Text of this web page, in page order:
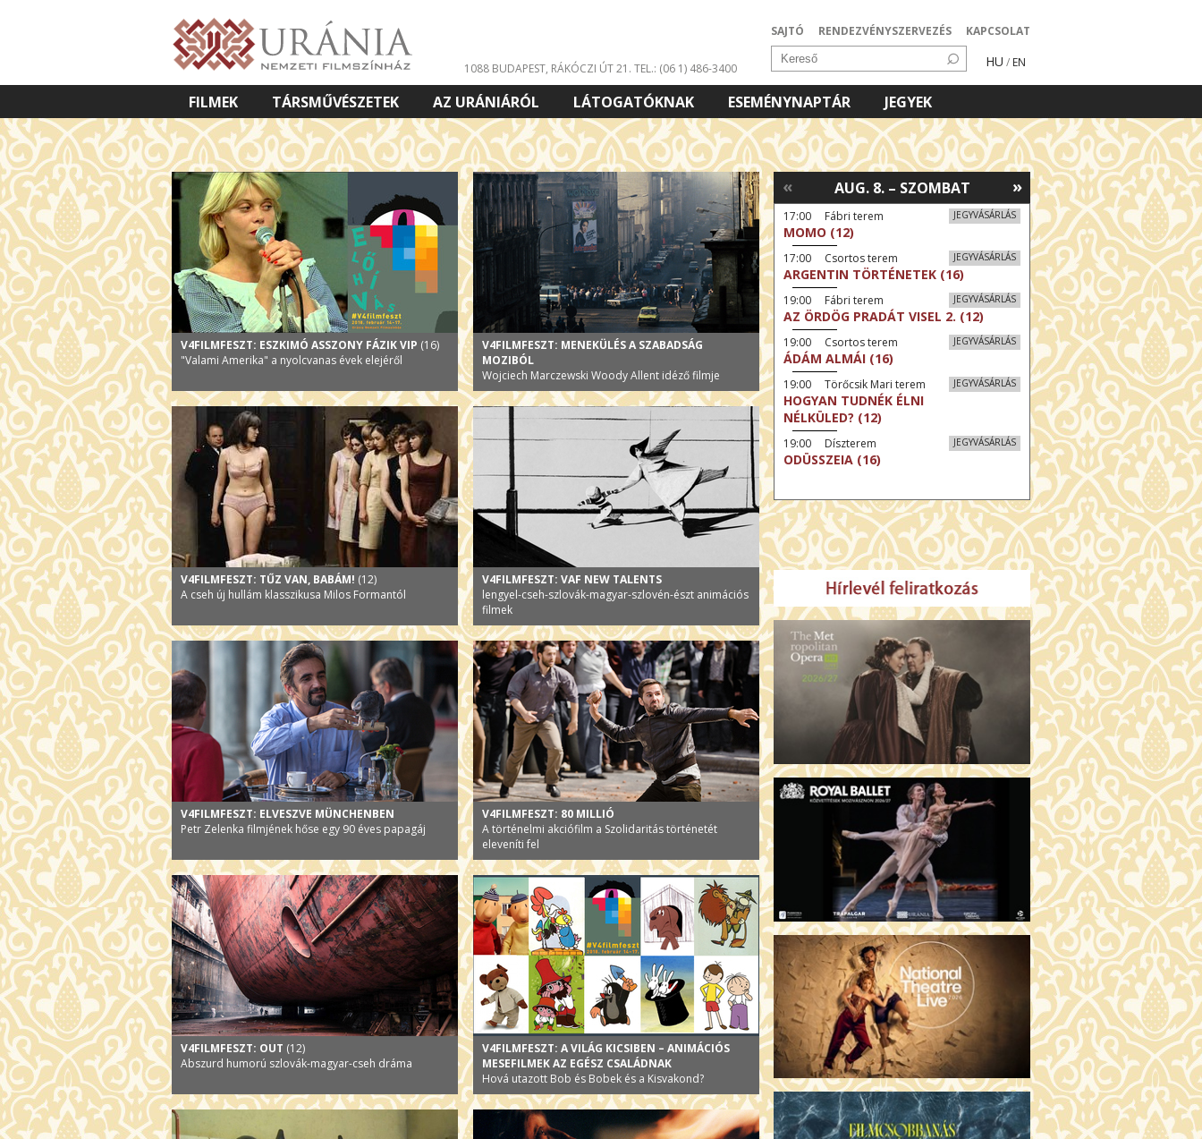
SAJTÓ RENDEZVÉNYSZERVEZÉS KAPCSOLAT
HU / EN
1088 BUDAPEST, RÁKÓCZI ÚT 21. TEL.: (06 1) 486-3400
FILMEK TÁRSMŰVÉSZETEK AZ URÁNIÁRÓL LÁTOGATÓKNAK ESEMÉNYNAPTÁR
JEGYEK
VETÍTETT KÉPES ELŐADÁSOK
V4FILMFESZT: ESZKIMÓ ASSZONY FÁZIK VIP (16)
"Valami Amerika" a nyolcvanas évek elejéről
V4FILMFESZT: MENEKÜLÉS A SZABADSÁG
MOZIBÓL
Wojciech Marczewski Woody Allent idéző filmje
V4FILMFESZT: TŰZ VAN, BABÁM! (12)
A cseh új hullám klasszikusa Milos Formantól
V4FILMFESZT: VAF NEW TALENTS
lengyel-cseh-szlovák-magyar-szlovén-észt animációs
filmek
V4FILMFESZT: ELVESZVE MÜNCHENBEN
Petr Zelenka filmjének hőse egy 90 éves papagáj
V4FILMFESZT: 80 MILLIÓ
A történelmi akciófilm a Szolidaritás történetét
eleveníti fel
V4FILMFESZT: OUT (12)
Abszurd humorú szlovák-magyar-cseh dráma
V4FILMFESZT: A VILÁG KICSIBEN – ANIMÁCIÓS
MESEFILMEK AZ EGÉSZ CSALÁDNAK
Hová utazott Bob és Bobek és a Kisvakond?
»
AUG. 8. – SZOMBAT
«
JEGYVÁSÁRLÁS
17:00 Fábri terem
MOMO (12)
JEGYVÁSÁRLÁS
17:00 Csortos terem
ARGENTIN TÖRTÉNETEK (16)
JEGYVÁSÁRLÁS
19:00 Fábri terem
AZ ÖRDÖG PRADÁT VISEL 2. (12)
JEGYVÁSÁRLÁS
19:00 Csortos terem
ÁDÁM ALMÁI (16)
JEGYVÁSÁRLÁS
19:00 Törőcsik Mari terem
HOGYAN TUDNÉK ÉLNI
NÉLKÜLED? (12)
JEGYVÁSÁRLÁS
19:00 Díszterem
ODÜSSZEIA (16)